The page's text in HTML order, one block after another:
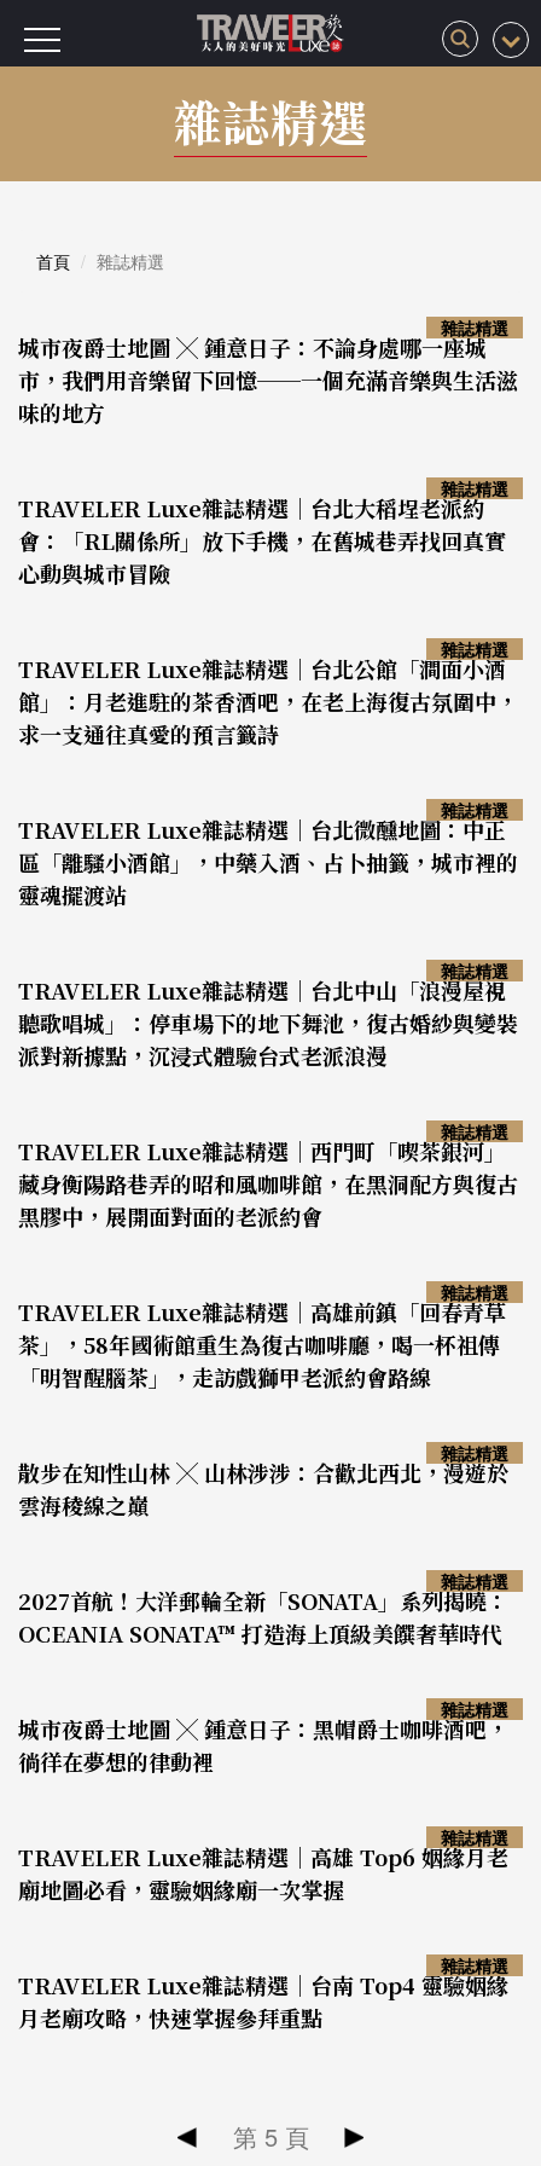
雜誌精選
首頁 雜誌精選
城市夜爵士地圖 ╳ 鍾意日子：不論身處哪一座城
市，我們用音樂留下回憶──一個充滿音樂與生活滋
味的地方
雜誌精選
TRAVELER Luxe雜誌精選｜台北大稻埕老派約
會：「RL關係所」放下手機，在舊城巷弄找回真實
心動與城市冒險
雜誌精選
TRAVELER Luxe雜誌精選｜台北公館「澗面小酒
館」：月老進駐的茶香酒吧，在老上海復古氛圍中，
求一支通往真愛的預言籤詩
雜誌精選
TRAVELER Luxe雜誌精選｜台北微醺地圖：中正
區「離騷小酒館」，中藥入酒、占卜抽籤，城市裡的
靈魂擺渡站
雜誌精選
TRAVELER Luxe雜誌精選｜台北中山「浪漫屋視
聽歌唱城」：停車場下的地下舞池，復古婚紗與變裝
派對新據點，沉浸式體驗台式老派浪漫
雜誌精選
TRAVELER Luxe雜誌精選｜西門町「喫茶銀河」
藏身衡陽路巷弄的昭和風咖啡館，在黑洞配方與復古
黑膠中，展開面對面的老派約會
雜誌精選
TRAVELER Luxe雜誌精選｜高雄前鎮「回春青草
茶」，58年國術館重生為復古咖啡廳，喝一杯祖傳
「明智醒腦茶」，走訪戲獅甲老派約會路線
雜誌精選
散步在知性山林 ╳ 山林涉涉：合歡北西北，漫遊於
雲海稜線之巔
雜誌精選
2027首航！大洋郵輪全新「SONATA」系列揭曉：
OCEANIA SONATA™ 打造海上頂級美饌奢華時代
雜誌精選
城市夜爵士地圖 ╳ 鍾意日子：黑帽爵士咖啡酒吧，
徜徉在夢想的律動裡
雜誌精選
TRAVELER Luxe雜誌精選｜高雄 Top6 姻緣月老
廟地圖必看，靈驗姻緣廟一次掌握
雜誌精選
TRAVELER Luxe雜誌精選｜台南 Top4 靈驗姻緣
月老廟攻略，快速掌握參拜重點
雜誌精選
第 5 頁